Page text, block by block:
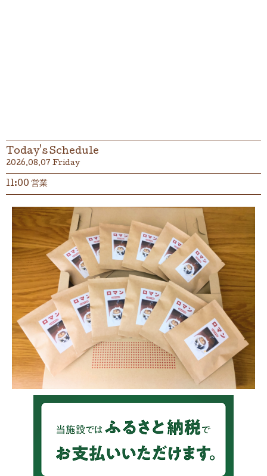
Today's Schedule
2026.08.07 Friday
11:00 営業